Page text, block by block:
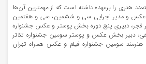
هنری را برعهده داشته است که از مهمترین آن‌ها
عکس و مدیر اجرایی سی و ششمین، سی و هفتمین
فجر، دبیری پنج دوره بخش پوستر و عکس جشنواره
دبیر بخش عکس و پوستر سومین جشنواره تئاتر
سومین جشنواره فیلم و عکس همراه تهران